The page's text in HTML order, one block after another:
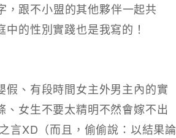
跟不小盟的其他夥伴一起共
的性別實踐也是我寫的！
、有段時間女主外男主內的實
女生不要太精明不然會嫁不出
言XD（而且，偷偷說：以結果論